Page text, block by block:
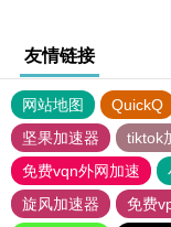
友情链接
网站地图 QuickQ
坚果加速器
tiktok
免费vqn外网加速
旋风加速器
免费